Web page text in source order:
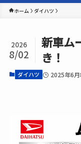
ホーム ダイハツ
新車ム
き！
2026
8/02
ダイハツ 2025年6月